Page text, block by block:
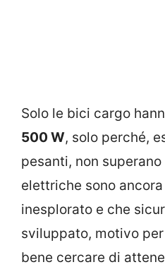
Solo le bici cargo
500 W, solo perché,
pesanti, non
elettriche sono
inesplorato e che
sviluppato, motivo
bene cercare di